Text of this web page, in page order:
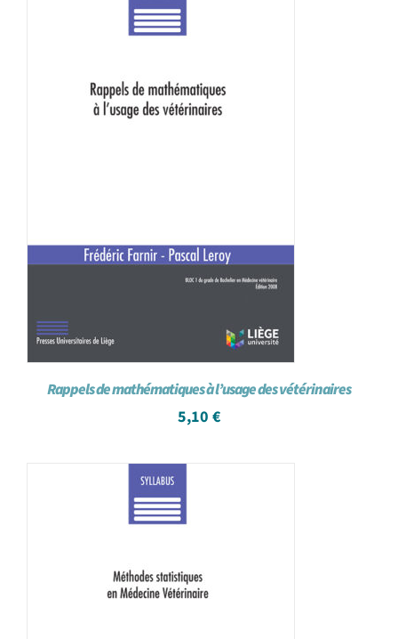
Panier WooCommerce
Rappels de mathématiques à l’usage des vétérinaires
5,10 €